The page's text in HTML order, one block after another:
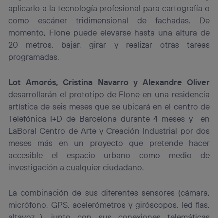
aplicarlo a la tecnología profesional para cartografía o
como escáner tridimensional de fachadas. De
momento, Flone puede elevarse hasta una altura de
20 metros, bajar, girar y realizar otras tareas
programadas.
Lot Amorós, Cristina Navarro y Alexandre Oliver
desarrollarán el prototipo de Flone en una residencia
artística de seis meses que se ubicará en el centro de
Telefónica I+D de Barcelona durante 4 meses y
en
LaBoral Centro de Arte y Creación Industrial por dos
meses más en un proyecto que pretende hacer
accesible el espacio urbano como medio de
investigación a cualquier ciudadano.
La combinación de sus diferentes sensores (cámara,
micrófono, GPS, acelerómetros y giróscopos, led flas,
Si utilizas datos móviles, el marketing será más
personalizado, ya que se basará únicamente en la
navegación del usuario del móvil.
Puedes gestionar los consentimientos Utiq seleccionando
“Administrar Utiq” en la parte inferior de esta página web o
visitando el
la política de privacidad de Utiq.